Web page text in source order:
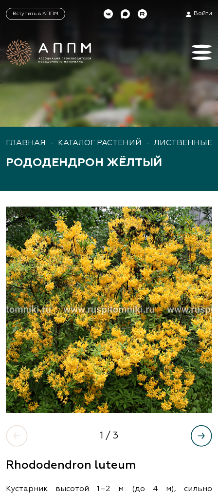
Вступить в АППМ Войти
ГЛАВНАЯ - КАТАЛОГ РАСТЕНИЙ - ЛИСТВЕННЫЕ
РОДОДЕНДРОН ЖЁЛТЫЙ
1 / 3
Rhododendron luteum
Кустарник высотой 1–2 м (до 4 м), сильно